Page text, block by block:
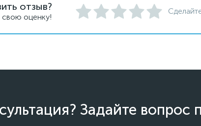
отзыв?
свою оценку!
Задайте вопрос